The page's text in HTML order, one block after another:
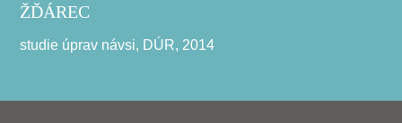
ŽĎÁREC
studie úprav návsi, DÚR, 2014